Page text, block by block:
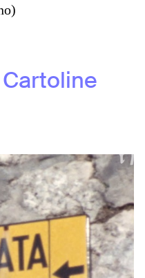
Cartoline